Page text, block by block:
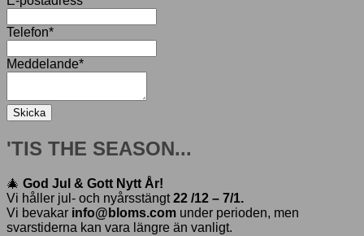
Telefon*
Meddelande*
Skicka
'TIS THE SEASON...
🎄 God Jul & Gott Nytt År!
Vi håller jul- och nyårsstängt22 /12 – 7/1.
Vi bevakar info@bloms.com under perioden, men
svarstiderna kan vara längre än vanligt.